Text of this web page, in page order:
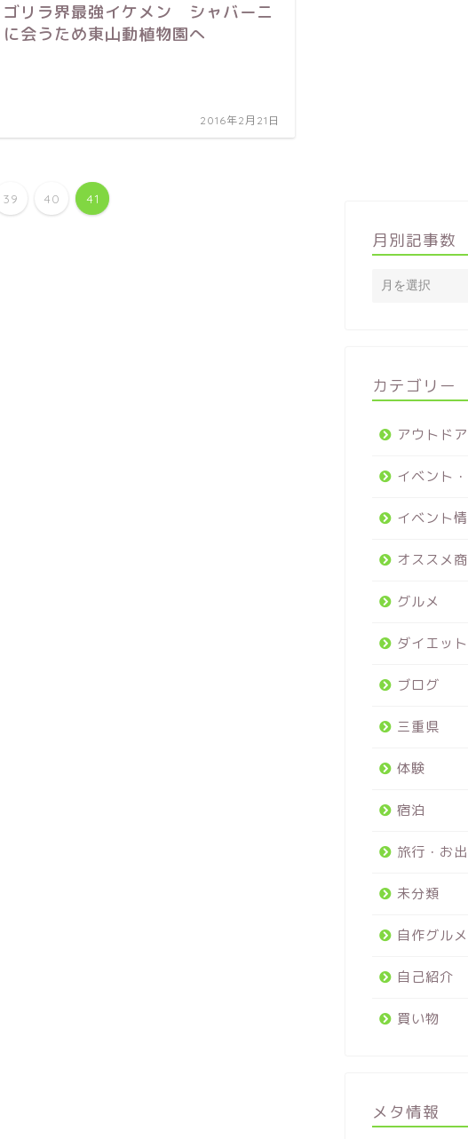
ゴリラ界最強イケメン シャバーニ
に会うため東山動植物園へ
2016年2月21日
39 40 41
カヤック見江
オーバーキ
魚とサンゴに
月別記事数
カテゴリー
アウトド
イベント
イベント
オススメ
グルメ
ダイエット
ブログ
三重県
体験
宿泊
旅行・お
未分類
自作グルメ
自己紹介
買い物
メタ情報